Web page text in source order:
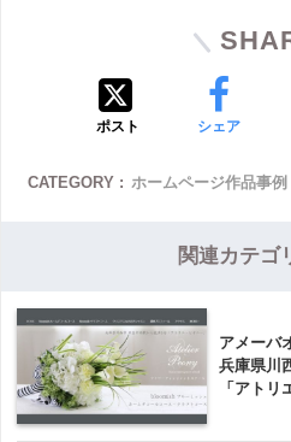
ポスト シェア
CATEGORY : ホームページ作品事例
関連カテゴ
アメーバ
兵庫県川
「アトリ